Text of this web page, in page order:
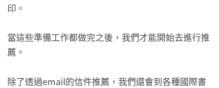
印。
當這些準備工作都做完之後，我們才能開始去進行推
薦。
除了透過email的信件推薦，我們還會到各種國際書